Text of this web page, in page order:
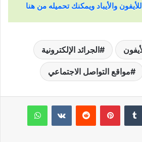
للأيفون والأيباد ويمكنك تحميله من هنا
الجرائد الإلكترونية
مواقع التواصل الاجتماعي
بينتيريست